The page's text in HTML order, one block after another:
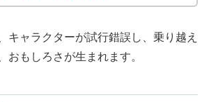
キャラクターが試行錯誤し、乗り越え
おもしろさが生まれます。